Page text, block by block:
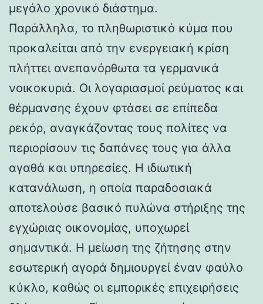
μεγάλο χρονικό διάστημα.
Παράλληλα, το πληθωριστικό κύμα που
προκαλείται από την ενεργειακή κρίση
πλήττει ανεπανόρθωτα τα γερμανικά
νοικοκυριά. Οι λογαριασμοί ρεύματος και
θέρμανσης έχουν φτάσει σε επίπεδα
ρεκόρ, αναγκάζοντας τους πολίτες να
περιορίσουν τις δαπάνες τους για άλλα
αγαθά και υπηρεσίες. Η ιδιωτική
κατανάλωση, η οποία παραδοσιακά
αποτελούσε βασικό πυλώνα στήριξης της
εγχώριας οικονομίας, υποχωρεί
σημαντικά. Η μείωση της ζήτησης στην
εσωτερική αγορά δημιουργεί έναν φαύλο
κύκλο, καθώς οι εμπορικές επιχειρήσεις